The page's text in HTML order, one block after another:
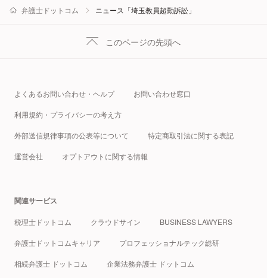
弁護士ドットコム ニュース「埼玉教員超勤訴訟」
このページの先頭へ
よくあるお問い合わせ・ヘルプ お問い合わせ窓口
利用規約・プライバシーの考え方
外部送信規律事項の公表等について 特定商取引法に関する表記
運営会社 オプトアウトに関する情報
関連サービス
税理士ドットコム クラウドサイン BUSINESS LAWYERS
弁護士ドットコムキャリア プロフェッショナルテック総研
相続弁護士 ドットコム 企業法務弁護士 ドットコム